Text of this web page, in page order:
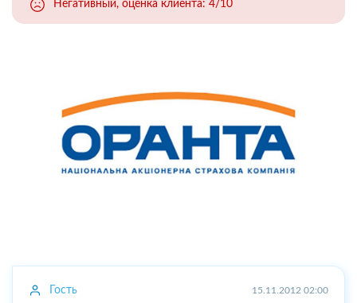
Негативный, оценка клиента: 4/10
Гость 15.11.2012 02:00